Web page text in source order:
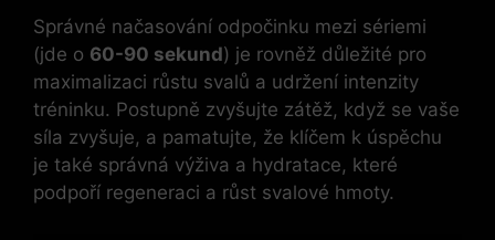
Správné načasování odpočinku mezi sériemi
(jde o 60-90 sekund) je rovněž důležité pro
maximalizaci růstu svalů a udržení intenzity
tréninku. Postupně zvyšujte zátěž, když se vaše
síla zvyšuje, a pamatujte, že klíčem k úspěchu
je také správná výživa a hydratace, které
podpoří regeneraci a růst svalové hmoty.